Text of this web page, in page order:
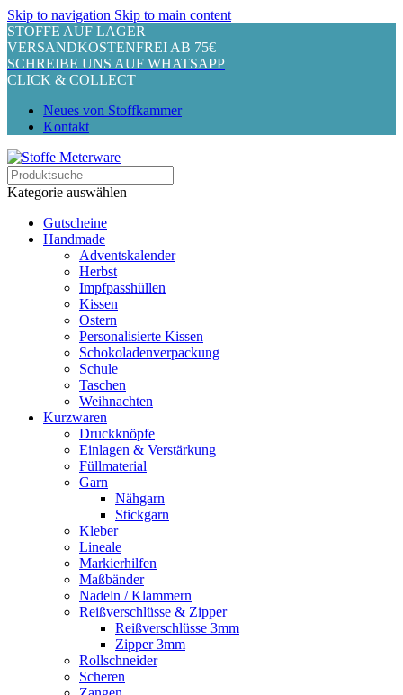
Skip to navigation Skip to main content
STOFFE AUF LAGER
VERSANDKOSTENFREI AB 75€
SCHREIBE UNS AUF WHATSAPP
CLICK & COLLECT
Neues von Stoffkammer
Kontakt
Kategorie auswählen
Gutscheine
Handmade
Adventskalender
Herbst
Impfpasshüllen
Kissen
Ostern
Personalisierte Kissen
Schokoladenverpackung
Schule
Taschen
Weihnachten
Kurzwaren
Druckknöpfe
Einlagen & Verstärkung
Füllmaterial
Garn
Nähgarn
Stickgarn
Kleber
Lineale
Markierhilfen
Maßbänder
Nadeln / Klammern
Reißverschlüsse & Zipper
Reißverschlüsse 3mm
Zipper 3mm
Rollschneider
Scheren